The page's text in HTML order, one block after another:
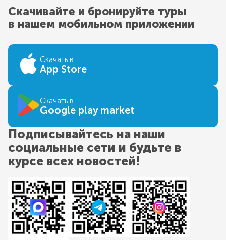
Скачивайте и бронируйте туры
в нашем мобильном приложении
Скачать в
App Store
Скачать в
Google play market
Подписывайтесь на наши
социальные сети и будьте в
курсе всех новостей!